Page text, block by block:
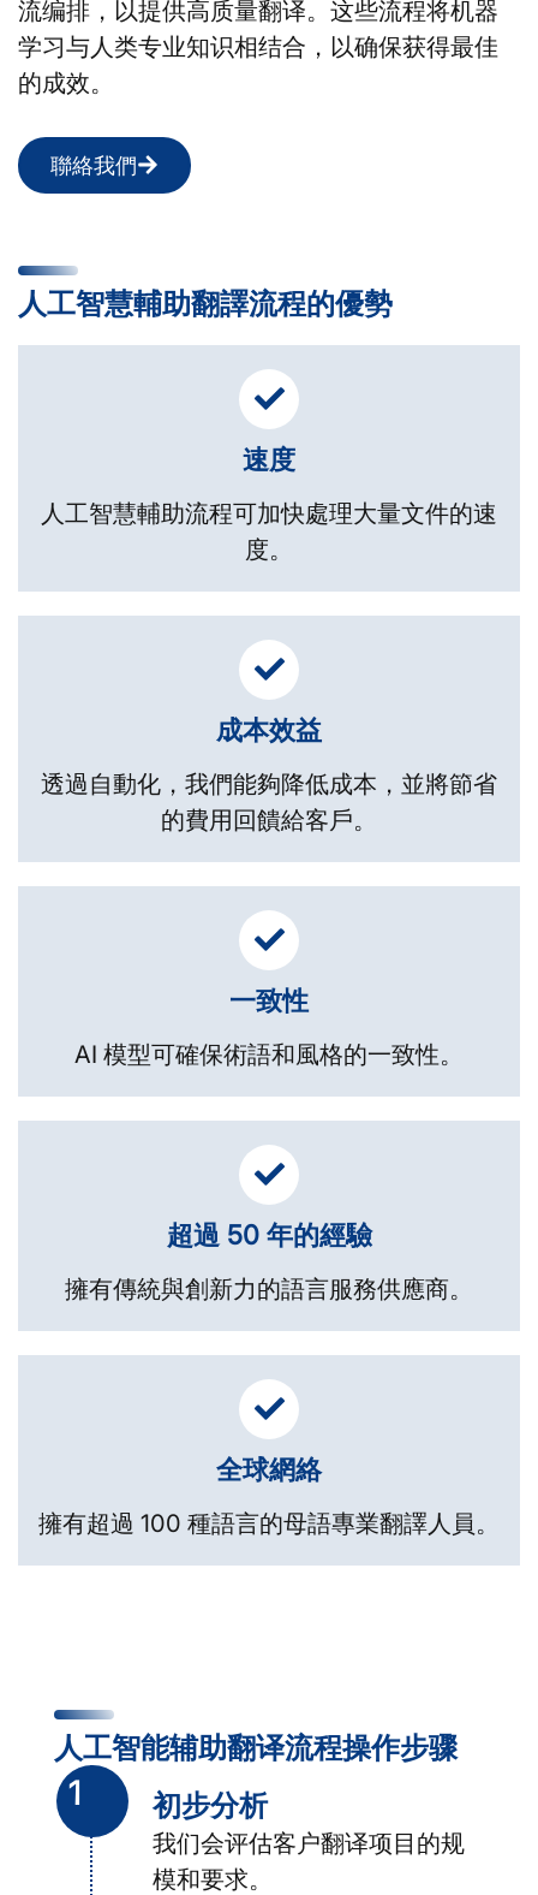
流编排，以提供高质量翻译。这些流程将机器
学习与人类专业知识相结合，以确保获得最佳
的成效。
聯絡我們
人工智慧輔助翻譯流程的優勢
速度
人工智慧輔助流程可加快處理大量文件的速
度。
成本效益
透過自動化，我們能夠降低成本，並將節省
的費用回饋給客戶。
一致性
AI 模型可確保術語和風格的一致性。
超過 50 年的經驗
擁有傳統與創新力的語言服務供應商。
全球網絡
擁有超過 100 種語言的母語專業翻譯人員。
人工智能辅助翻译流程操作步骤
1 初步分析
我们会评估客户翻译项目的规
模和要求。